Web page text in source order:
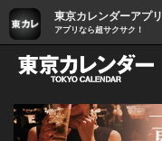
東京カレンダーアプリ
アプリなら超サクサク！